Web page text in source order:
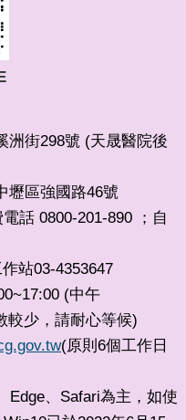
洲街298號 (天晟醫院後
壢區強國路46號
話 0800-201-890 ；自
站03-4353647
(中午
較少，請耐心等候)
(原則6個工作日
Edge、Safari為主，如使